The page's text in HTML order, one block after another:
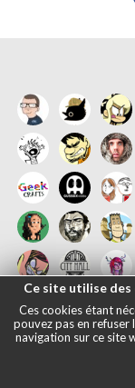
Ce site utilise
Ces cookies étant
pouvez pas en
navigation sur ce site